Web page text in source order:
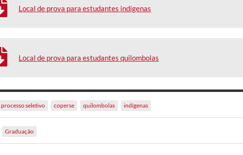
Local de prova para estudantes indígenas
Local de prova para estudantes quilombolas
processo seletivo coperse quilombolas indígenas
Graduação